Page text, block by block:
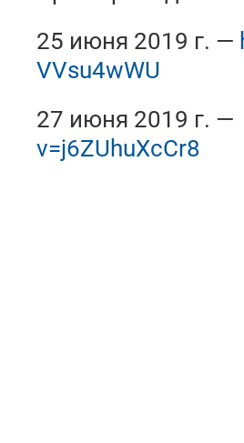
25 июня 2019 г. —
VVsu4wWU
27 июня 2019 г. —
v=j6ZUhuXcCr8